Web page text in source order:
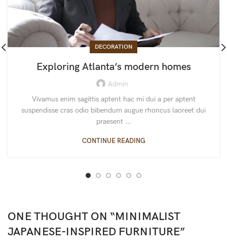
DECORATION
Exploring Atlanta’s modern homes
Admin
Vivamus enim sagittis aptent hac mi dui a per aptent
suspendisse cras odio bibendum augue rhoncus laoreet dui
praesent ...
CONTINUE READING
ONE THOUGHT ON “MINIMALIST
JAPANESE-INSPIRED FURNITURE”